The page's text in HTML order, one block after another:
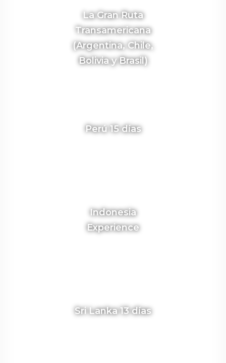
La Gran Ruta
Transamericana
(Argentina, Chile,
Bolivia y Brasil)
Perú 15 días
Indonesia
Experience
Sri Lanka 13 días